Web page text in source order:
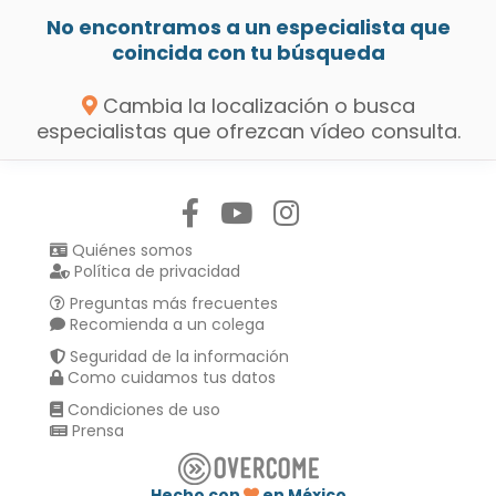
No encontramos a un especialista que
coincida con tu búsqueda
Cambia la localización o busca
especialistas que ofrezcan vídeo consulta.
Quiénes somos
Política de privacidad
Preguntas más frecuentes
Recomienda a un colega
Seguridad de la información
Como cuidamos tus datos
Condiciones de uso
Prensa